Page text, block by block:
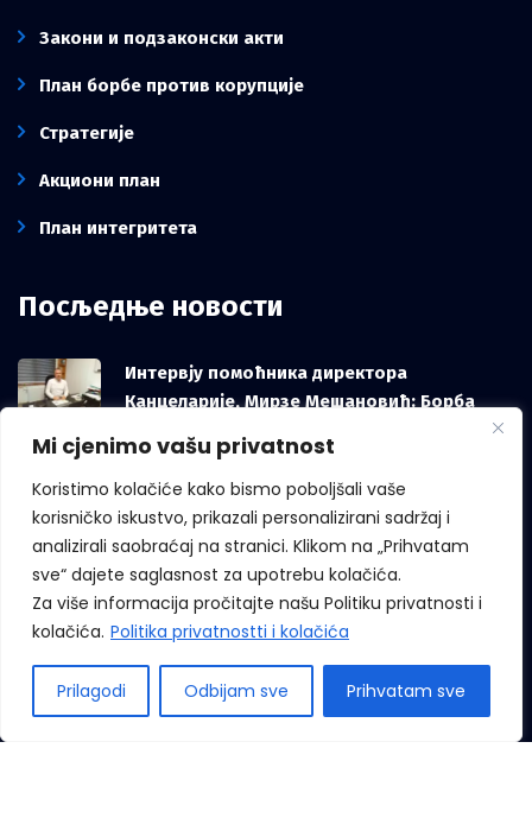
Mi cjenimo vašu privatnost
Koristimo kolačiće kako bismo poboljšali vaše
korisničko iskustvo, prikazali personalizirani sadržaj i
analizirali saobraćaj na stranici. Klikom na „Prihvatam
sve“ dajete saglasnost za upotrebu kolačića.
Za više informacija pročitajte našu Politiku privatnosti i
kolačića. Politika privatnostti i kolačića
Prilagodi Odbijam sve Prihvatam sve
Закони и подзаконски акти
План борбе против корупције
Стратегије
Акциони план
План интегритета
Посљедње новости
Интервју помоћника директора
Канцеларије, Мирзе Мешановић: Борба
против корупције зависи и од грађана, не
само од институција
Међународни дан звиждача